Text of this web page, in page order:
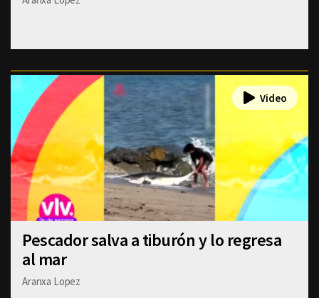
Pescador salva a tiburón y lo regresa
al mar
Aranxa Lopez